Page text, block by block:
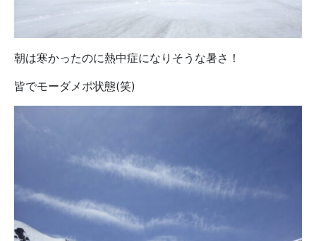
朝は寒かったのに熱中症になりそうな暑さ！
皆でモーダメポ状態(笑)